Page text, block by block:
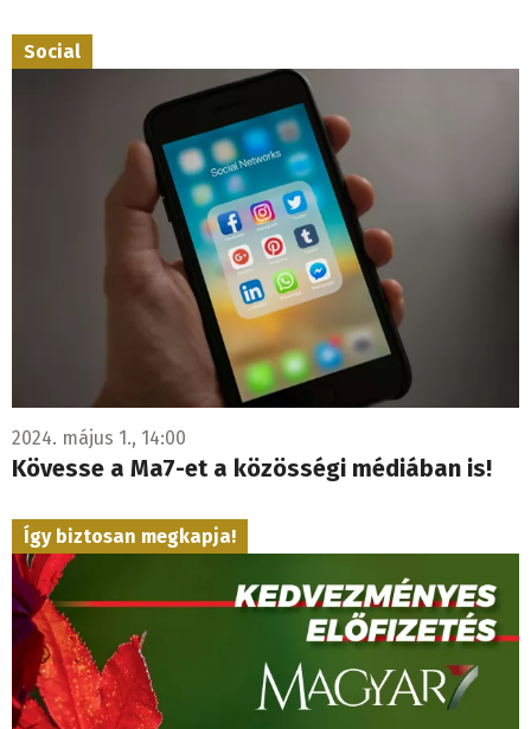
Social
2024. május 1., 14:00
Kövesse a Ma7-et a közösségi médiában is!
Így biztosan megkapja!